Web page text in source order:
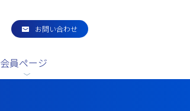
お問い合わせ
会員ページ